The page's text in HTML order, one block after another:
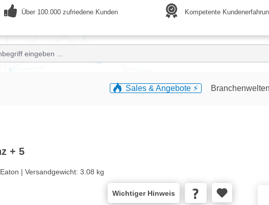
Über 100.000 zufriedene Kunden Kompetente
Sales & Angebote ⚡️ Branchenwelten
+ 5
Eaton | Versandgewicht: 3.08 kg
Wichtiger Hinweis